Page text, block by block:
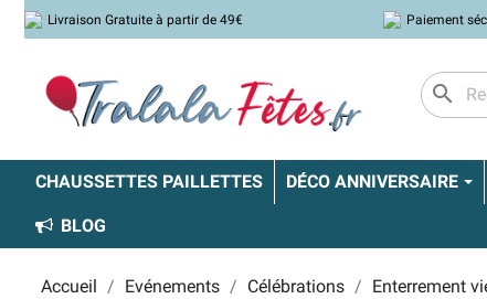
Livraison Gratuite à partir de 49€ Paiement
search
CHAUSSETTES PAILLETTES DÉCO ANNIVERSAIRE
BLOG
Accueil Evénements Célébrations Enterrement